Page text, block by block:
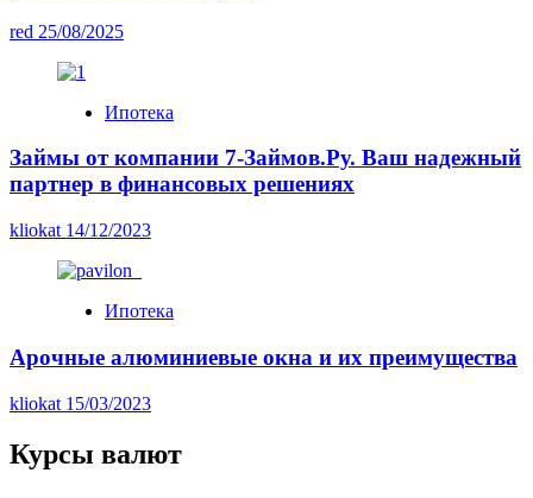
red 25/08/2025
Ипотека
Займы от компании 7-Займов.Ру. Ваш надежный
партнер в финансовых решениях
kliokat 14/12/2023
Ипотека
Арочные алюминиевые окна и их преимущества
kliokat 15/03/2023
Курсы валют